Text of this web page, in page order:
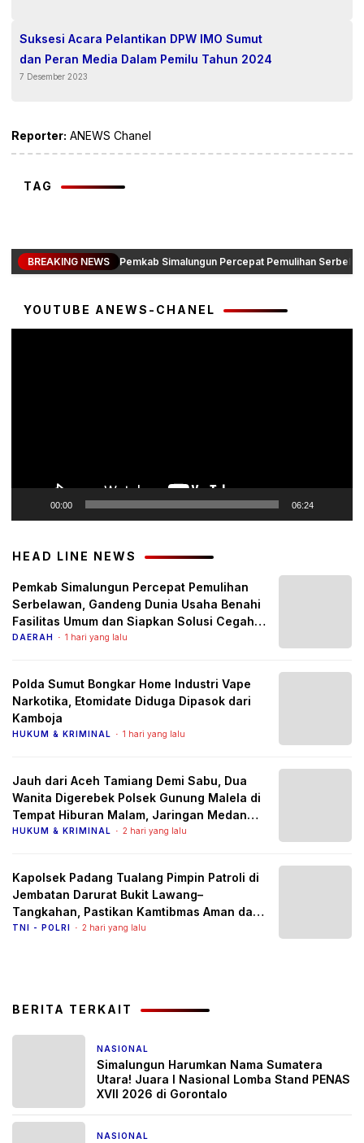
Suksesi Acara Pelantikan DPW IMO Sumut
dan Peran Media Dalam Pemilu Tahun 2024
7 Desember 2023
Reporter: ANEWS Chanel
TAG
BREAKING NEWS Pemkab Simalungun Percepat Pemulihan
YOUTUBE ANEWS-CHANEL
00:00 06:24
HEAD LINE NEWS
Pemkab Simalungun Percepat Pemulihan
Serbelawan, Gandeng Dunia Usaha Benahi
Fasilitas Umum dan Siapkan Solusi Cegah
Banjir Berulang
DAERAH 1 hari yang lalu
Polda Sumut Bongkar Home Industri Vape
Narkotika, Etomidate Diduga Dipasok dari
Kamboja
HUKUM & KRIMINAL 1 hari yang lalu
Jauh dari Aceh Tamiang Demi Sabu, Dua
Wanita Digerebek Polsek Gunung Malela di
Tempat Hiburan Malam, Jaringan Medan
Diburu
HUKUM & KRIMINAL 2 hari yang lalu
Kapolsek Padang Tualang Pimpin Patroli di
Jembatan Darurat Bukit Lawang–
Tangkahan, Pastikan Kamtibmas Aman dan
Arus Lalu Lintas Lancar
TNI - POLRI 2 hari yang lalu
BERITA TERKAIT
NASIONAL
Simalungun Harumkan Nama Sumatera
Utara! Juara I Nasional Lomba Stand PENAS
XVII 2026 di Gorontalo
NASIONAL